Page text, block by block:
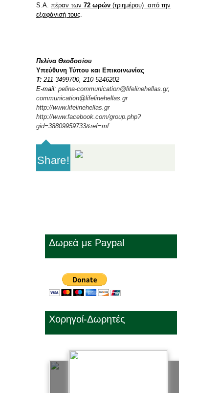
S.A. πέραν των 72 ωρών (τριημέρου) από την
εξαφάνισή τους
Πελίνα Θεοδοσίου
Υπεύθυνη Τύπου και Επικοινωνίας
Τ: 211-3499700, 210-5246202
E-mail: pelina-communication@lifelinehellas.gr,
communication@lifelinehellas.gr
http://www.lifelinehellas.gr
http://www.facebook.com/group.php?
gid=38809959733&ref=mf
Share!
Δωρεά με Paypal
Χορηγοί-Δωρητές